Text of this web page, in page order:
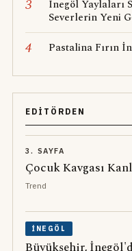
3
İnegöl Yaylaları
Severlerin Yeni
4 Pastalina Fırın
EDITÖRDEN
3. SAYFA
Çocuk Kavgası
Trend
İNEGÖL
Büyükşehir,